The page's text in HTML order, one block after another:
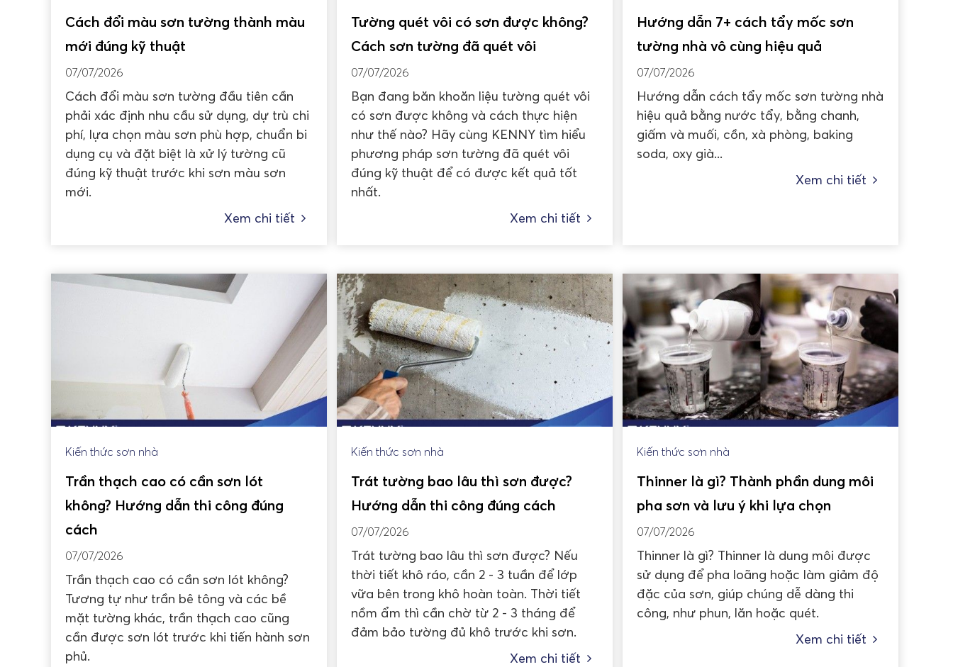
Cách đổi màu sơn tường thành màu
mới đúng kỹ thuật
07/07/2026
Cách đổi màu sơn tường đầu tiên cần
phải xác định nhu cầu sử dụng, dự trù chi
phí, lựa chọn màu sơn phù hợp, chuẩn bi
dụng cụ và đặt biệt là xử lý tường cũ
đúng kỹ thuật trước khi sơn màu sơn
mới.
Xem chi tiết
Tường quét vôi có sơn được không?
Cách sơn tường đã quét vôi
07/07/2026
Bạn đang băn khoăn liệu tường quét vôi
có sơn được không và cách thực hiện
như thế nào? Hãy cùng KENNY tìm hiểu
phương pháp sơn tường đã quét vôi
đúng kỹ thuật để có được kết quả tốt
nhất.
Xem chi tiết
Hướng dẫn 7+ cách tẩy mốc sơn
tường nhà vô cùng hiệu quả
07/07/2026
Hướng dẫn cách tẩy mốc sơn tường nhà
hiệu quả bằng nước tẩy, bằng chanh,
giấm và muối, cồn, xà phòng, baking
soda, oxy già...
Xem chi tiết
Kiến thức sơn nhà
Trần thạch cao có cần sơn lót
không? Hướng dẫn thi công đúng
cách
07/07/2026
Trần thạch cao có cần sơn lót không?
Tương tự như trần bê tông và các bề
mặt tường khác, trần thạch cao cũng
cần được sơn lót trước khi tiến hành sơn
phủ.
Kiến thức sơn nhà
Trát tường bao lâu thì sơn được?
Hướng dẫn thi công đúng cách
07/07/2026
Trát tường bao lâu thì sơn được? Nếu
thời tiết khô ráo, cần 2 - 3 tuần để lớp
vữa bên trong khô hoàn toàn. Thời tiết
nồm ẩm thì cần chờ từ 2 - 3 tháng để
đảm bảo tường đủ khô trước khi sơn.
Xem chi tiết
Kiến thức sơn nhà
Thinner là gì? Thành phần dung môi
pha sơn và lưu ý khi lựa chọn
07/07/2026
Thinner là gì? Thinner là dung môi được
sử dụng để pha loãng hoặc làm giảm độ
đặc của sơn, giúp chúng dễ dàng thi
công, như phun, lăn hoặc quét.
Xem chi tiết